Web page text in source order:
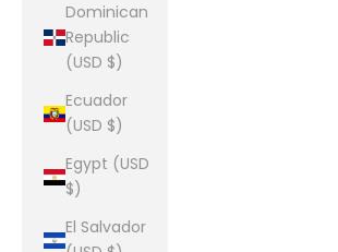
Dominican
Republic
(USD $)
Ecuador
(USD $)
Egypt (USD
$)
El Salvador